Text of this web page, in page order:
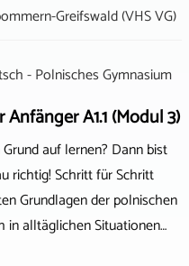
Greifswald (VHS VG)
- Polnisches Gymnasium
A1.1 (Modul 3)
auf lernen? Dann bist
richtig! Schritt für Schritt
Grundlagen der polnischen
in alltäglichen Situationen…